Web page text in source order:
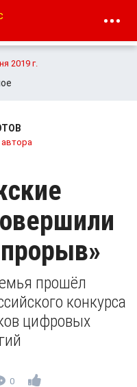
2019 г.
прошёл
конкурса
цифровых
0